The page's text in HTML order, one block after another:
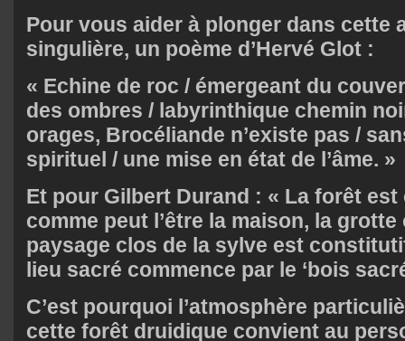
Pour vous aider à plonger dans cette
singulière, un poème d’Hervé Glot :
« Echine de roc / émergeant du
des ombres / labyrinthique chemin
orages, Brocéliande n’existe pas /
spirituel / une mise en état de l’âme. »
Et pour Gilbert Durand : « La forêt est
comme peut l’être la maison, la
paysage clos de la sylve est
lieu sacré commence par le ‘bois
C’est pourquoi l’atmosphère
cette forêt druidique convient au